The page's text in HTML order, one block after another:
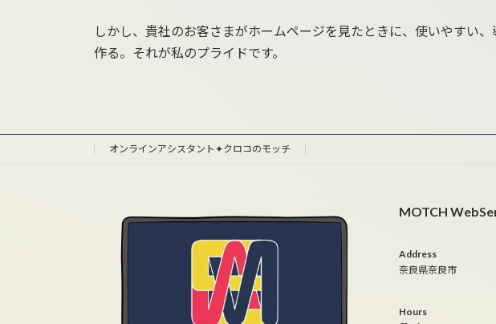
しかし、貴社のお客さまがホームページを見たときに、使いやすい
作る。それが私のプライドです。
オンラインアシスタント✦クロコのモッチ
MOTCH
Address
奈良県奈良市
Hours